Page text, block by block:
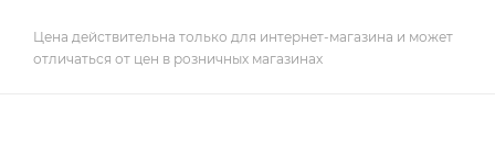
Цена действительна только для интернет-магазина и может
отличаться от цен в розничных магазинах